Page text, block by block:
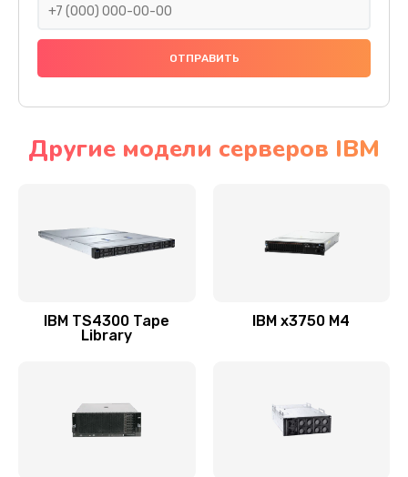
Другие модели серверов IBM
IBM TS4300 Tape
Library
IBM x3750 M4